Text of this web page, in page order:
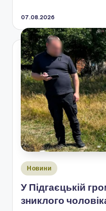
07.08.2026
Опубліковано
Новини
У Підгаєцькій
зниклого